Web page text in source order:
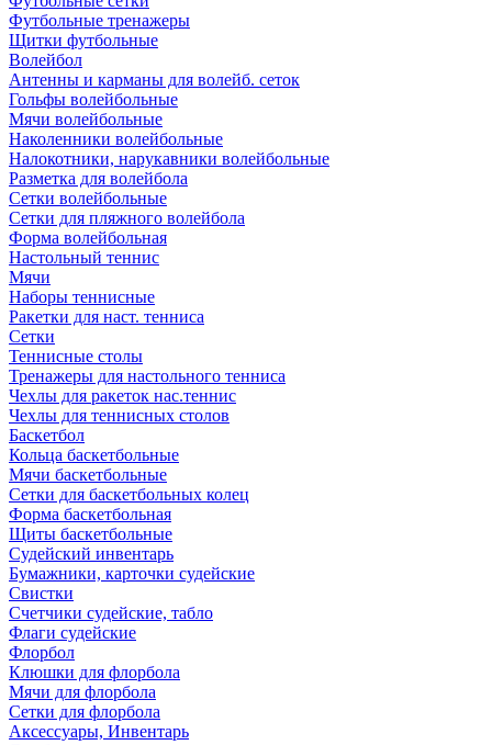
Футбольные тренажеры
Щитки футбольные
Волейбол
Антенны и карманы для волейб. сеток
Гольфы волейбольные
Мячи волейбольные
Наколенники волейбольные
Налокотники, нарукавники волейбольные
Разметка для волейбола
Сетки волейбольные
Сетки для пляжного волейбола
Форма волейбольная
Настольный теннис
Мячи
Наборы теннисные
Ракетки для наст. тенниса
Сетки
Теннисные столы
Тренажеры для настольного тенниса
Чехлы для ракеток нас.теннис
Чехлы для теннисных столов
Баскетбол
Кольца баскетбольные
Мячи баскетбольные
Сетки для баскетбольных колец
Форма баскетбольная
Щиты баскетбольные
Судейский инвентарь
Бумажники, карточки судейские
Свистки
Счетчики судейские, табло
Флаги судейские
Флорбол
Клюшки для флорбола
Мячи для флорбола
Сетки для флорбола
Аксессуары, Инвентарь